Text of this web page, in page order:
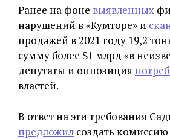
Ранее на фоне выявленных
нарушений в «Кумторе» и
продажей в 2021 году 19,2
сумму более $1 млрд «в
депутаты и оппозиция
властей.
В ответ на эти требования
предложил создать